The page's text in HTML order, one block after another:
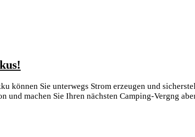
genießen:
Sie unterwegs Strom erzeugen und
machen Sie Ihren nächsten Camping-Vergng